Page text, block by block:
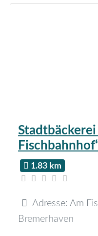
1.83 km
Adresse: Am
Bremerhaven